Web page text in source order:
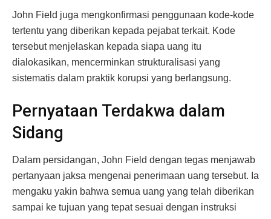
John Field juga mengkonfirmasi penggunaan kode-kode
tertentu yang diberikan kepada pejabat terkait. Kode
tersebut menjelaskan kepada siapa uang itu
dialokasikan, mencerminkan strukturalisasi yang
sistematis dalam praktik korupsi yang berlangsung.
Pernyataan Terdakwa dalam
Sidang
Dalam persidangan, John Field dengan tegas menjawab
pertanyaan jaksa mengenai penerimaan uang tersebut. Ia
mengaku yakin bahwa semua uang yang telah diberikan
sampai ke tujuan yang tepat sesuai dengan instruksi